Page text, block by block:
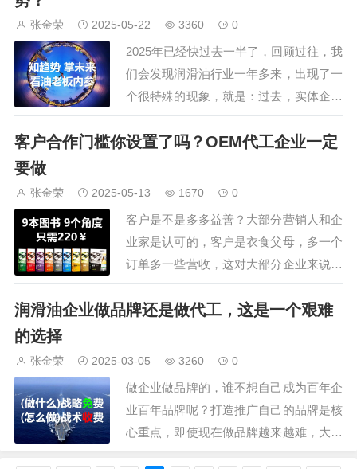
主业完全…
张金荣 2025-05-22 3360 0
2025年已经快过去一半了，回顾过往，我
们会发现润滑油行业一年多来，出现了一
个很特殊的现象，就是：过去，实体企业
日子过的很滋润，但现在，反而是轻品牌
日子更好过。尤其是2025年，润滑油价格
家，…
客户合作门槛你设置了吗？OEM代工企业一定
要做
张金荣 2025-05-13 1670 0
客户是不是多多益善？大部分营销人和企
业家是认可的，客户是衣食父母，多一个
订单多一些营收，这对大部分企业来说是
对的，尤其是做自有品牌的企业，但对
OEM代工业务来说，客户越多可能越麻
以发货，即使…
润滑油企业做品牌还是做代工，这是一个艰难
的选择
张金荣 2025-03-05 3260 0
做企业做品牌的，谁不想自己成为百年企
业百年品牌呢？打造推广自己的品牌是核
心重点，即使现在做品牌越来越难，大部